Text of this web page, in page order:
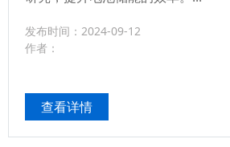
发布时间：2024-09-12
作者：
查看详情